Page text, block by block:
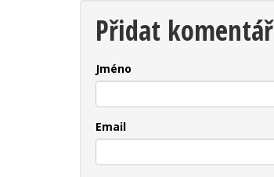
Přidat komentář
Jméno
Email